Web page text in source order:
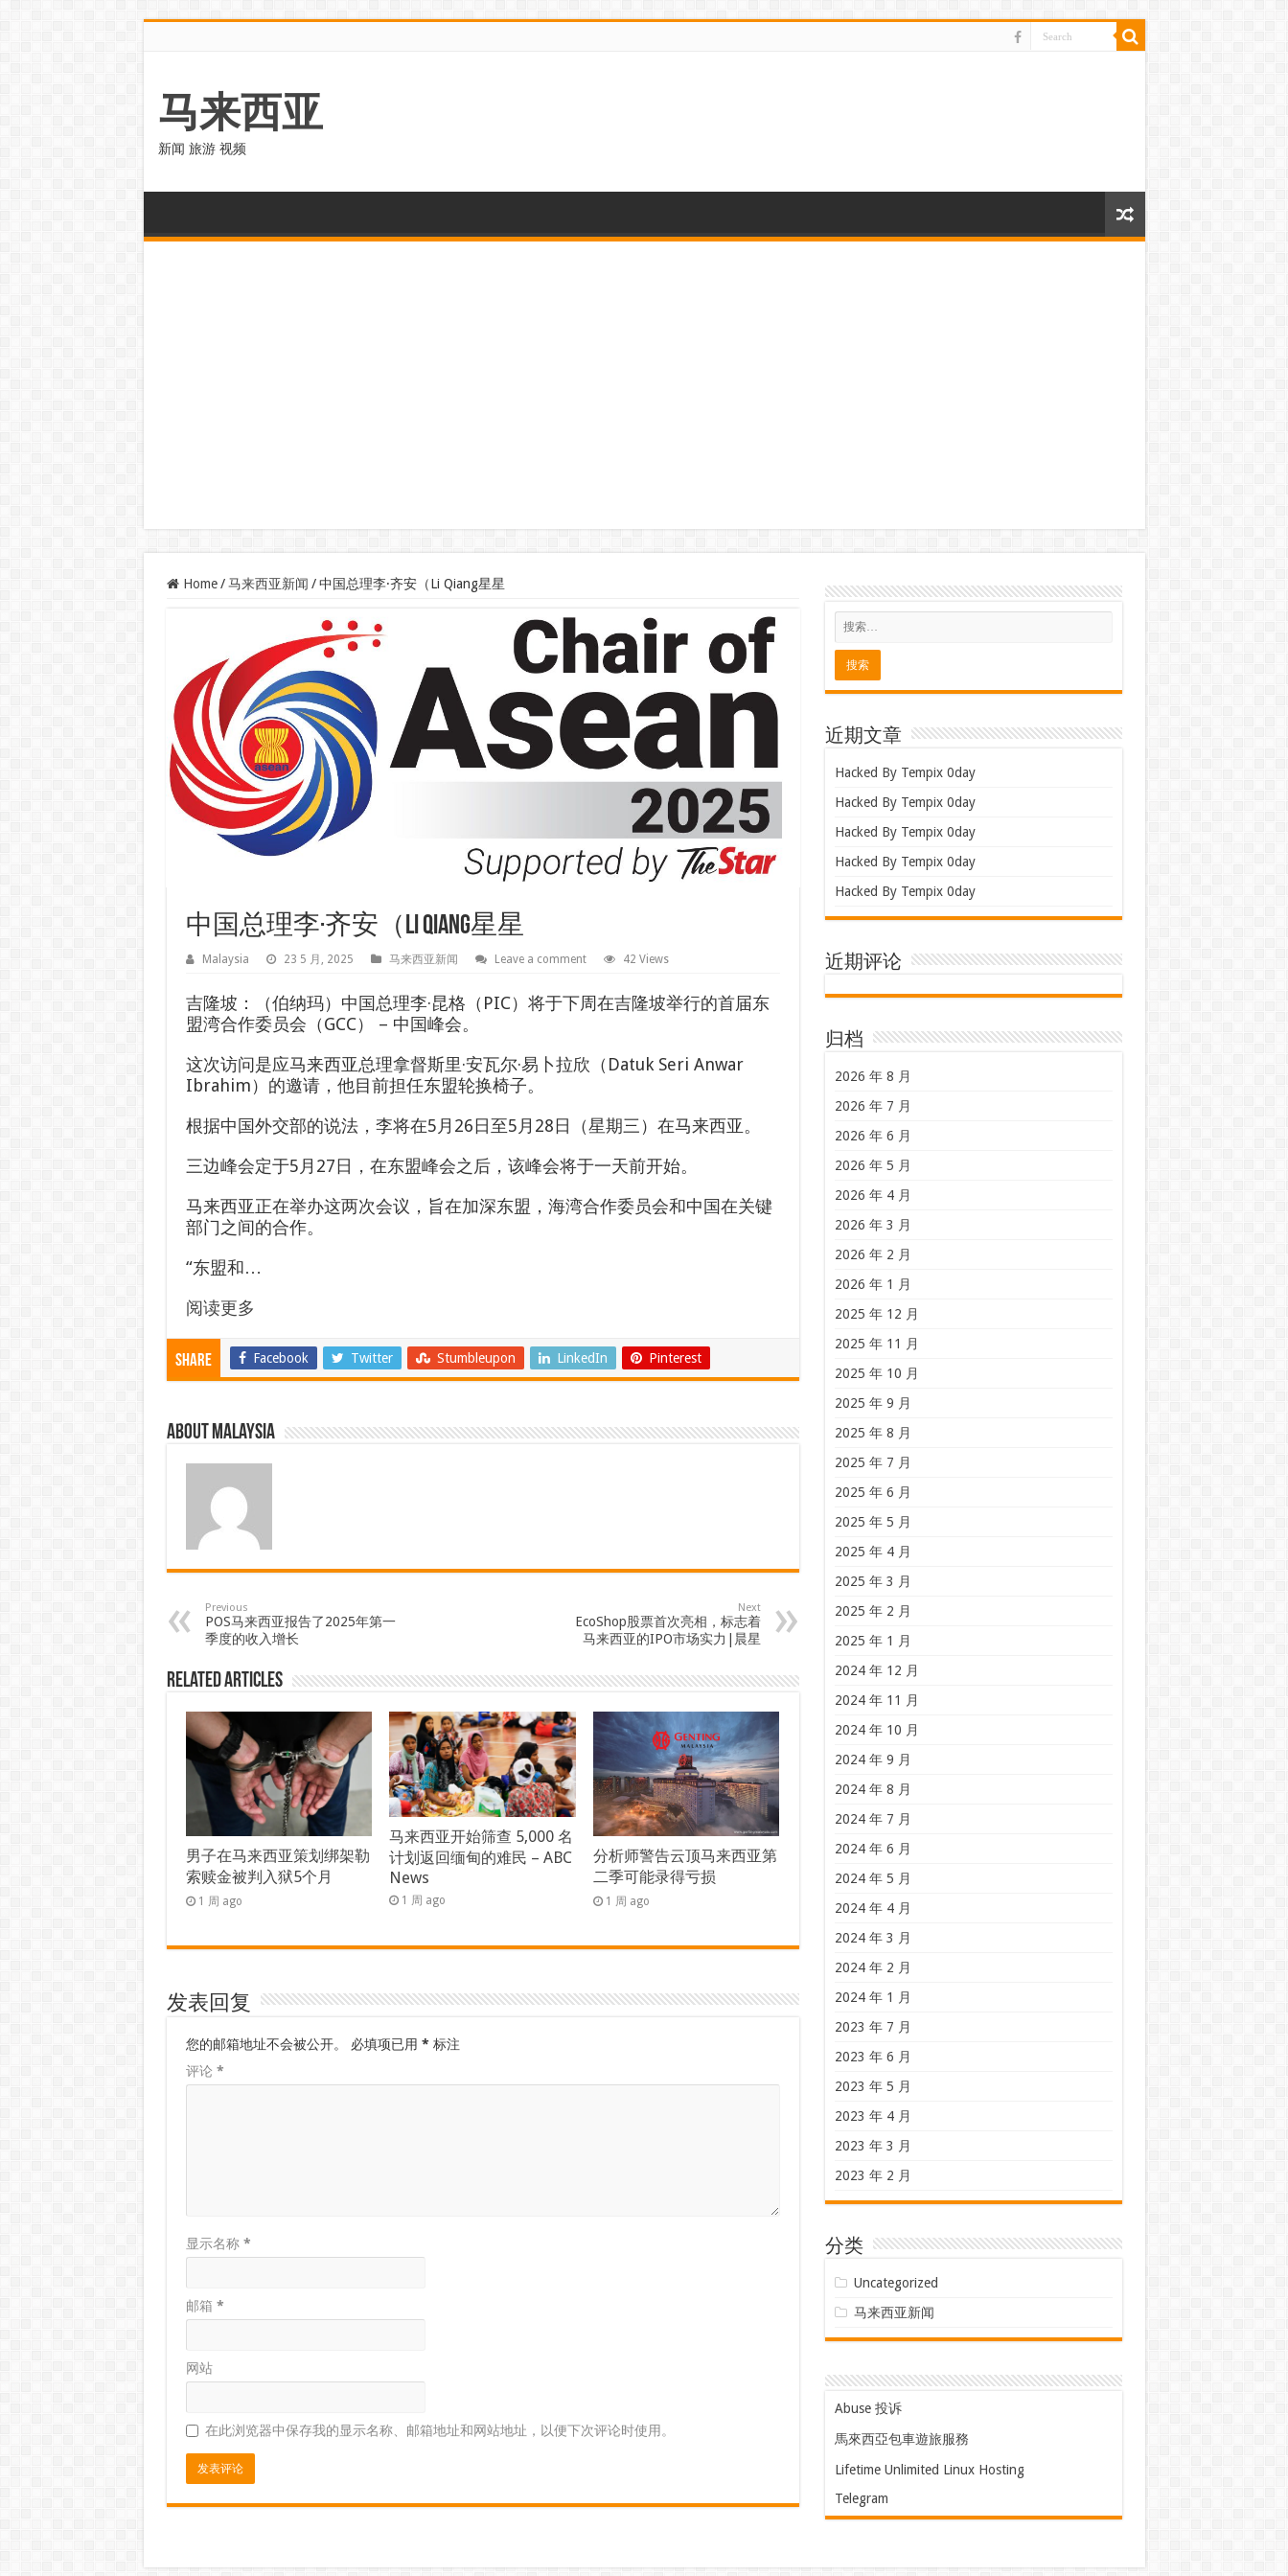
马来西亚
新闻 旅游 视频
Home / 马来西亚新闻 / 中国总理李·齐安（Li Qiang星星
中国总理李·齐安（Li Qiang星星
Malaysia 23 5 月, 2025 马来西亚新闻 Leave a comment 42 Views
吉隆坡：（伯纳玛）中国总理李·昆格（PIC）将于下周在吉隆坡举行的首届东
盟湾合作委员会（GCC） – 中国峰会。
这次访问是应马来西亚总理拿督斯里·安瓦尔·易卜拉欣（Datuk Seri Anwar
Ibrahim）的邀请，他目前担任东盟轮换椅子。
根据中国外交部的说法，李将在5月26日至5月28日（星期三）在马来西亚。
三边峰会定于5月27日，在东盟峰会之后，该峰会将于一天前开始。
马来西亚正在举办这两次会议，旨在加深东盟，海湾合作委员会和中国在关键
部门之间的合作。
“东盟和…
阅读更多
Share Facebook Twitter Stumbleupon LinkedIn Pinterest
About Malaysia
Previous
POS马来西亚报告了2025年第一
季度的收入增长
Next
EcoShop股票首次亮相，标志着
马来西亚的IPO市场实力|晨星
Related Articles
男子在马来西亚策划绑架勒
索赎金被判入狱5个月
1 周 ago
马来西亚开始筛查 5,000 名
计划返回缅甸的难民 – ABC
News
1 周 ago
分析师警告云顶马来西亚第
二季可能录得亏损
1 周 ago
发表回复
您的邮箱地址不会被公开。 必填项已用 * 标注
评论 *
显示名称 *
邮箱 *
网站
在此浏览器中保存我的显示名称、邮箱地址和网站地址，以便下次评论时使用。
近期文章
Hacked By Tempix 0day
Hacked By Tempix 0day
Hacked By Tempix 0day
Hacked By Tempix 0day
Hacked By Tempix 0day
近期评论
归档
2026 年 8 月
2026 年 7 月
2026 年 6 月
2026 年 5 月
2026 年 4 月
2026 年 3 月
2026 年 2 月
2026 年 1 月
2025 年 12 月
2025 年 11 月
2025 年 10 月
2025 年 9 月
2025 年 8 月
2025 年 7 月
2025 年 6 月
2025 年 5 月
2025 年 4 月
2025 年 3 月
2025 年 2 月
2025 年 1 月
2024 年 12 月
2024 年 11 月
2024 年 10 月
2024 年 9 月
2024 年 8 月
2024 年 7 月
2024 年 6 月
2024 年 5 月
2024 年 4 月
2024 年 3 月
2024 年 2 月
2024 年 1 月
2023 年 7 月
2023 年 6 月
2023 年 5 月
2023 年 4 月
2023 年 3 月
2023 年 2 月
分类
Uncategorized
马来西亚新闻
Abuse 投诉
馬來西亞包車遊旅服務
Lifetime Unlimited Linux Hosting
Telegram